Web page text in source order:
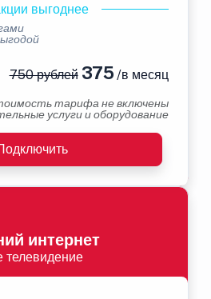
выгоднее
750 рублей375 /в месяц
тарифа не включены
услуги и оборудование
интернет
телевидение